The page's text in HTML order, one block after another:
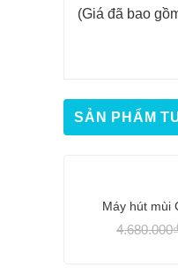
(Giá đã bao
SẢN PHẨM
Máy hút mùi
4.680.000